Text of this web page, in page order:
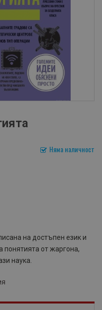
Няма наличност
на достъпен език и
понятията от жаргона,
наука.